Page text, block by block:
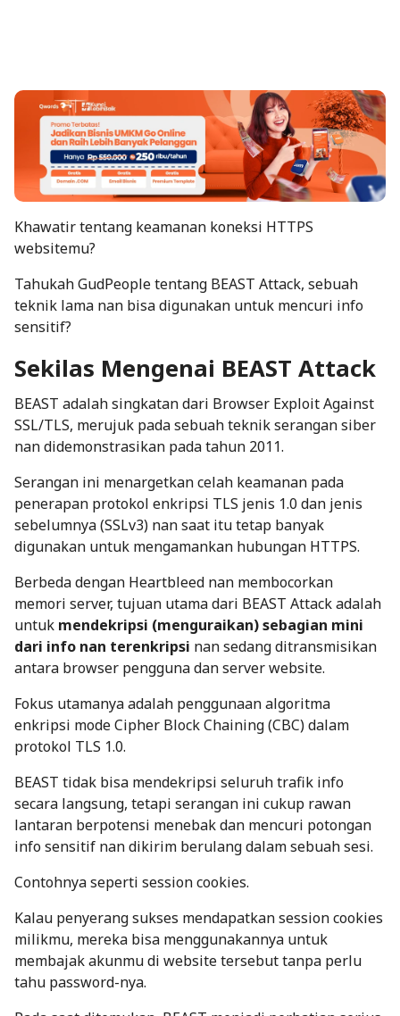
Khawatir tentang keamanan koneksi HTTPS
websitemu?
Tahukah GudPeople tentang BEAST Attack, sebuah
teknik lama nan bisa digunakan untuk mencuri info
sensitif?
Sekilas Mengenai BEAST Attack
BEAST adalah singkatan dari Browser Exploit Against
SSL/TLS, merujuk pada sebuah teknik serangan siber
nan didemonstrasikan pada tahun 2011.
Serangan ini menargetkan celah keamanan pada
penerapan protokol enkripsi TLS jenis 1.0 dan jenis
sebelumnya (SSLv3) nan saat itu tetap banyak
digunakan untuk mengamankan hubungan HTTPS.
Berbeda dengan Heartbleed nan membocorkan
memori server, tujuan utama dari BEAST Attack adalah
untuk mendekripsi (menguraikan) sebagian mini
dari info nan terenkripsi nan sedang ditransmisikan
antara browser pengguna dan server website.
Fokus utamanya adalah penggunaan algoritma
enkripsi modeCipher Block Chaining(CBC) dalam
protokol TLS 1.0.
BEAST tidak bisa mendekripsi seluruh trafik info
secara langsung, tetapi serangan ini cukup rawan
lantaran berpotensi menebak dan mencuri potongan
info sensitif nan dikirim berulang dalam sebuah sesi.
Contohnya seperti session cookies.
Kalau penyerang sukses mendapatkansession cookies
milikmu, mereka bisa menggunakannya untuk
membajak akunmu di website tersebut tanpa perlu
tahu password-nya.